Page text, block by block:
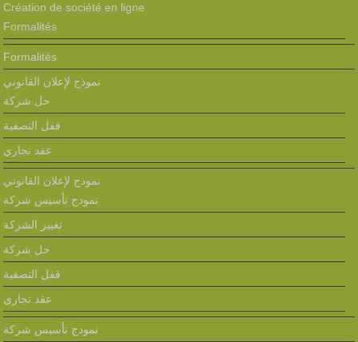
Création de société en ligne
Formalités
Formalités
نموذج لإعلان القانوني
حل شركة
قفل التصفية
عقد تجاري
نموذج لإعلان القانوني
نمودج تأسيس شركة
تغيير الشركة
حل شركة
قفل التصفية
عقد تجاري
نمودج تأسيس شركة